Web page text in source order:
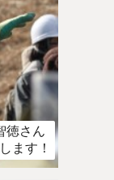
徳さん
ます！